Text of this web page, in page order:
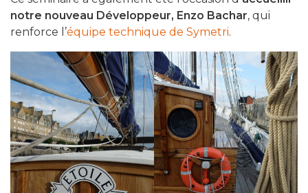
notre nouveau Développeur, Enzo Bachar, qui
renforce l’équipe technique de Symetri.